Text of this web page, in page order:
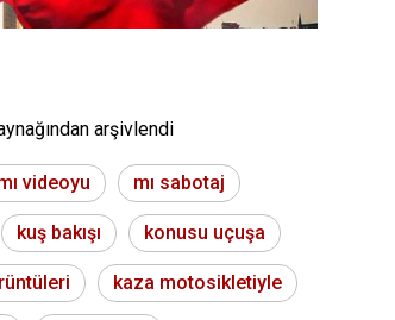
arşivlendi
videoyu mı sabotaj
kuş bakışı konusu uçuşa
kaza motosikletiyle